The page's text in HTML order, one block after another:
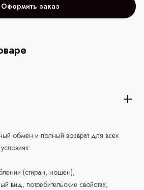
Оформить заказ
обмен и полный возврат для всех
(стиран, ношен);
вид, потребительские свойства;